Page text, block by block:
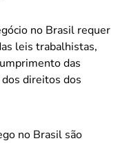
no Brasil requer
leis trabalhistas,
das
direitos dos
no Brasil são